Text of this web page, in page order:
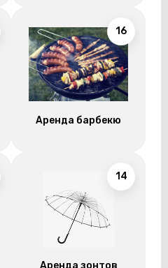
16
Аренда барбекю
14
Аренда зонтов